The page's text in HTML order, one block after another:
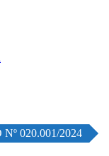
020.001/2024